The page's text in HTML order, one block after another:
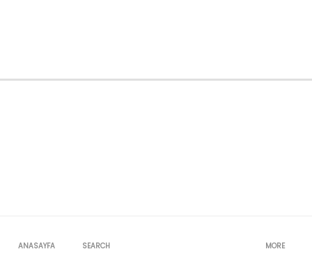
ANASAYFA SEARCH MORE